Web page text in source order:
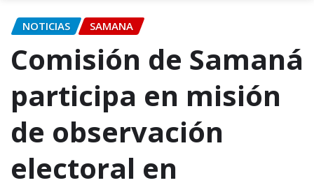
NOTICIAS SAMANA
Comisión de Samaná
participa en misión
de observación
electoral en